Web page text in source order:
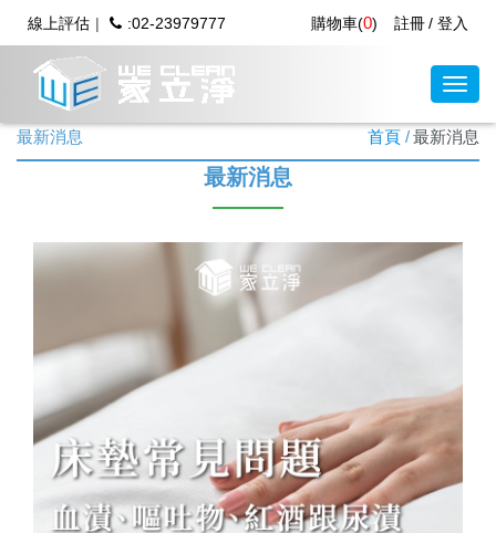
線上評估 :02-23979777 註冊 登入
購物車(0)
最新消息 首頁 最新消息
最新消息